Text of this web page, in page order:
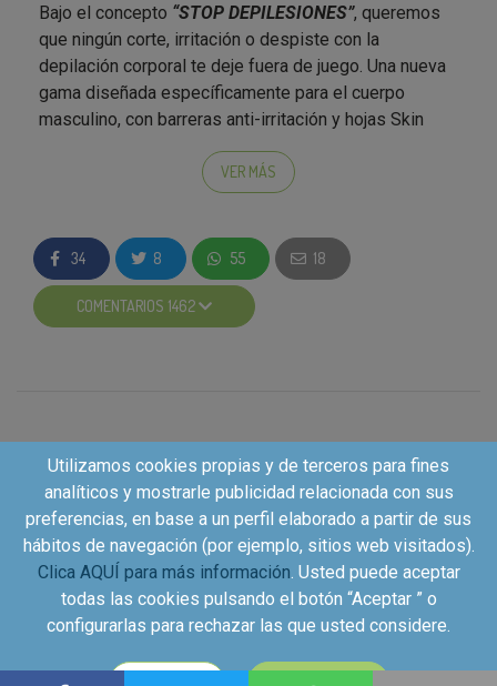
Bajo el concepto “STOP DEPILESIONES”, queremos
que ningún corte, irritación o despiste con la
depilación corporal te deje fuera de juego. Una nueva
gama diseñada específicamente para el cuerpo
masculino, con barreras anti-irritación y hojas Skin
permite cuidar tu cuerpo sin sacrificar seguridad ni
comodidad en cada depilación.
DISEÑO ESPECÍFICO
Mango ergonómico y peine sensible pensados para
el cuerpo masculino y las pieles más delicadas.
VER MÁS
34 8 55 18
COMENTARIOS 1462
Copyright©2026 - Kuvut - All rights reserved, Calle Iriarte
Utilizamos cookies propias y de terceros para fines
analíticos y mostrarle publicidad relacionada con sus
preferencias, en base a un perfil elaborado a partir de sus
hábitos de navegación (por ejemplo, sitios web visitados).
Clica AQUÍ para más información. Usted puede aceptar
todas las cookies pulsando el botón “Aceptar ” o
configurarlas para rechazar las que usted considere.